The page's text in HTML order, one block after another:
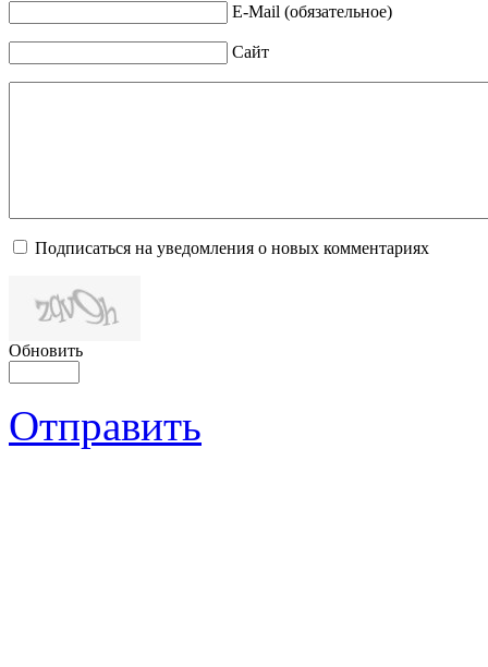
E-Mail (обязательное)
Сайт
Подписаться на уведомления о новых комментариях
Обновить
Отправить